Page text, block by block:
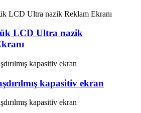
LCD Ultra nazik
kapasitiv ekran